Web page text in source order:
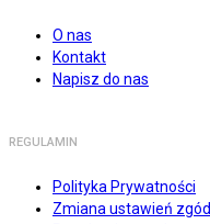
O nas
Kontakt
Napisz do nas
REGULAMIN
Polityka Prywatności
Zmiana ustawień zgód